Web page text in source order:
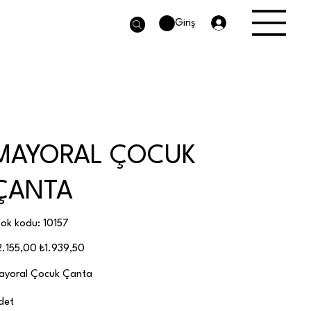
Giriş
ÇOCUK
kodu:
Stok
kodu:
10157
İndirimli
₺1.939,50
Çocuk Çanta